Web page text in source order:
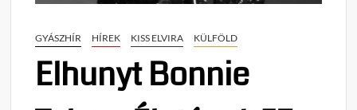
GYÁSZHÍR HÍREK KISS ELVIRA KÜLFÖLD
Elhunyt Bonnie